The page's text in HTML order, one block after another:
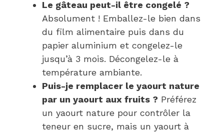
Le gâteau peut-il être congelé ?
Absolument ! Emballez-le bien dans
du film alimentaire puis dans du
papier aluminium et congelez-le
jusqu’à 3 mois. Décongelez-le à
température ambiante.
Puis-je remplacer le yaourt nature
par un yaourt aux fruits ? Préférez
un yaourt nature pour contrôler la
teneur en sucre, mais un yaourt à